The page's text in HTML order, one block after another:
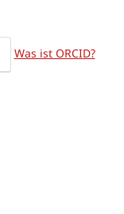
Was ist ORCID?